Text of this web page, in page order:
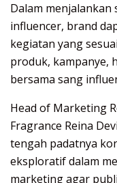
Dalam
influencer, brand
kegiatan yang
produk, kampanye,
bersama sang
Head of Marketing
Fragrance Reina
tengah padatnya
eksploratif dalam
marketing agar